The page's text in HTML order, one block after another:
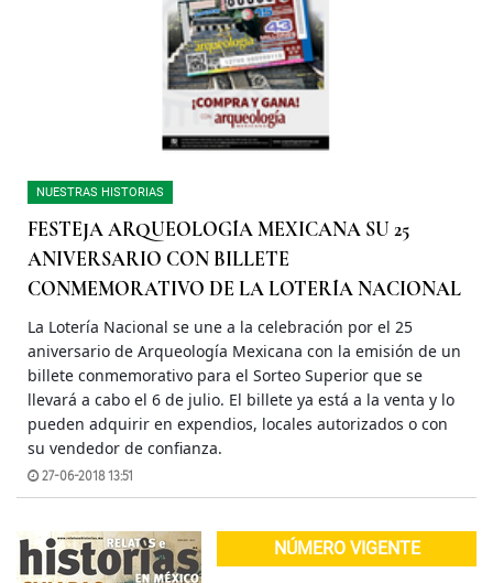
NUESTRAS HISTORIAS
FESTEJA ARQUEOLOGÍA MEXICANA SU 25
ANIVERSARIO CON BILLETE
CONMEMORATIVO DE LA LOTERÍA NACIONAL
La Lotería Nacional se une a la celebración por el 25
aniversario de Arqueología Mexicana con la emisión de un
billete conmemorativo para el Sorteo Superior que se
llevará a cabo el 6 de julio. El billete ya está a la venta y lo
pueden adquirir en expendios, locales autorizados o con
su vendedor de confianza.
27-06-2018 13:51
NÚMERO VIGENTE